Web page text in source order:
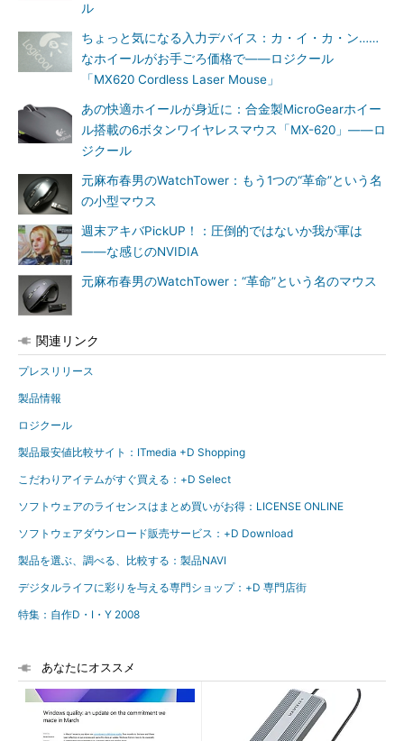
ル
ちょっと気になる入力デバイス：カ・イ・カ・ン……
なホイールがお手ごろ価格で――ロジクール
「MX620 Cordless Laser Mouse」
あの快適ホイールが身近に：合金製MicroGearホイー
ル搭載の6ボタンワイヤレスマウス「MX-620」――ロ
ジクール
元麻布春男のWatchTower：もう1つの“革命”という名
の小型マウス
週末アキバPickUP！：圧倒的ではないか我が軍は
――な感じのNVIDIA
元麻布春男のWatchTower：“革命”という名のマウス
関連リンク
プレスリリース
製品情報
ロジクール
製品最安値比較サイト：ITmedia +D Shopping
こだわりアイテムがすぐ買える：+D Select
ソフトウェアのライセンスはまとめ買いがお得：LICENSE ONLINE
ソフトウェアダウンロード販売サービス：+D Download
製品を選ぶ、調べる、比較する：製品NAVI
デジタルライフに彩りを与える専門ショップ：+D 専門店街
特集：自作D・I・Y 2008
あなたにオススメ